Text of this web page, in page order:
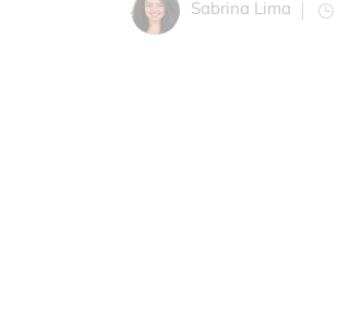
Sabrina Lima